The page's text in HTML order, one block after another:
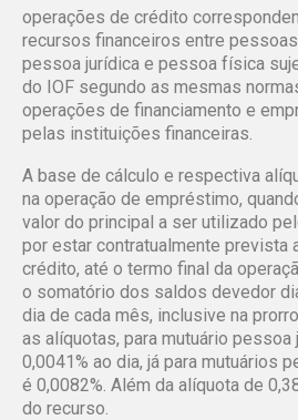
operações de crédito
recursos financeiros entre
pessoa jurídica e pessoa física
do IOF segundo as mesmas
operações de financiamento e
pelas instituições financeiras.
A base de cálculo e respectiva
na operação de empréstimo,
valor do principal a ser utilizado
por estar contratualmente prevista
crédito, até o termo final da
o somatório dos saldos devedor
dia de cada mês, inclusive na
as alíquotas, para mutuário pessoa
0,0041% ao dia, já para mutuários
é 0,0082%. Além da alíquota de
do recurso.